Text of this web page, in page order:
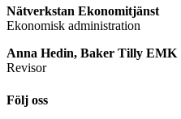
Nätverkstan Ekonomitjänst
Ekonomisk administration
Anna Hedin, Baker Tilly EMK
Revisor
Följ oss